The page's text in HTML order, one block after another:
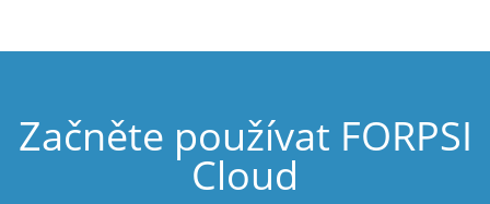
Začněte používat FORPSI
Cloud